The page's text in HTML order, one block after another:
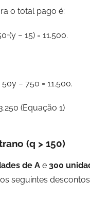
o total pago é:
− 15) = 11.500.
− 750 = 11.500.
(Equação 1)
(q > 150)
de A e 300
seguintes